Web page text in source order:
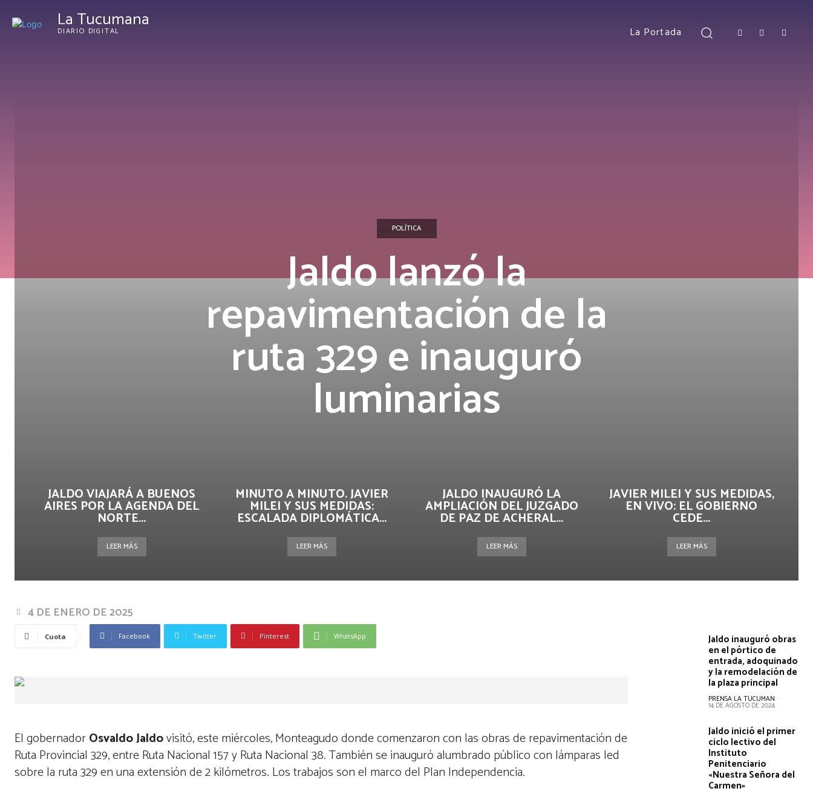
La Tucumana
DIARIO DIGITAL La Portada
POLÍTICA
Jaldo lanzó la
repavimentación de la
ruta 329 e inauguró
luminarias
JALDO VIAJARÁ A BUENOS
AIRES POR LA AGENDA DEL
NORTE...
LEER MÁS
MINUTO A MINUTO. JAVIER
MILEI Y SUS MEDIDAS:
ESCALADA DIPLOMÁTICA...
LEER MÁS
JALDO INAUGURÓ LA
AMPLIACIÓN DEL JUZGADO
DE PAZ DE ACHERAL...
LEER MÁS
JAVIER MILEI Y SUS MEDIDAS,
EN VIVO: EL GOBIERNO
CEDE...
LEER MÁS
4 DE ENERO DE 2025
Cuota Facebook Twitter Pinterest WhatsApp
El gobernadorOsvaldo Jaldovisitó, este miércoles, Monteagudo donde comenzaron con las obras de repavimentación de
Ruta Provincial 329, entre Ruta Nacional 157 y Ruta Nacional 38. También se inauguró alumbrado público con lámparas led
sobre la ruta 329 en una extensión de 2 kilómetros. Los trabajos son el marco del Plan Independencia.
Jaldo inauguró obras
en el pórtico de
entrada, adoquinado
y la remodelación de
la plaza principal
PRENSA LA TUCUMAN -
14 DE AGOSTO DE 2024
Jaldo inició el primer
ciclo lectivo del
Instituto
Penitenciario
«Nuestra Señora del
Carmen»